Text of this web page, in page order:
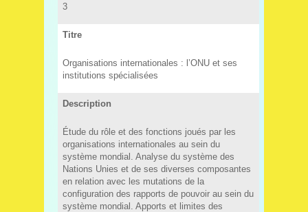
3
Titre
Organisations internationales : l’ONU et ses
institutions spécialisées
Description
Étude du rôle et des fonctions joués par les
organisations internationales au sein du
système mondial. Analyse du système des
Nations Unies et de ses diverses composantes
en relation avec les mutations de la
configuration des rapports de pouvoir au sein du
système mondial. Apports et limites des